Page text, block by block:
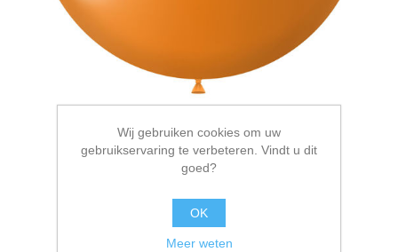
Wij gebruiken cookies om uw
gebruikservaring te verbeteren. Vindt u dit
goed?
OK
Meer weten